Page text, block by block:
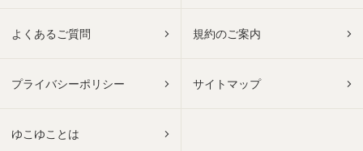
よくあるご質問 規約のご案内
プライバシーポリシー サイトマップ
ゆこゆことは